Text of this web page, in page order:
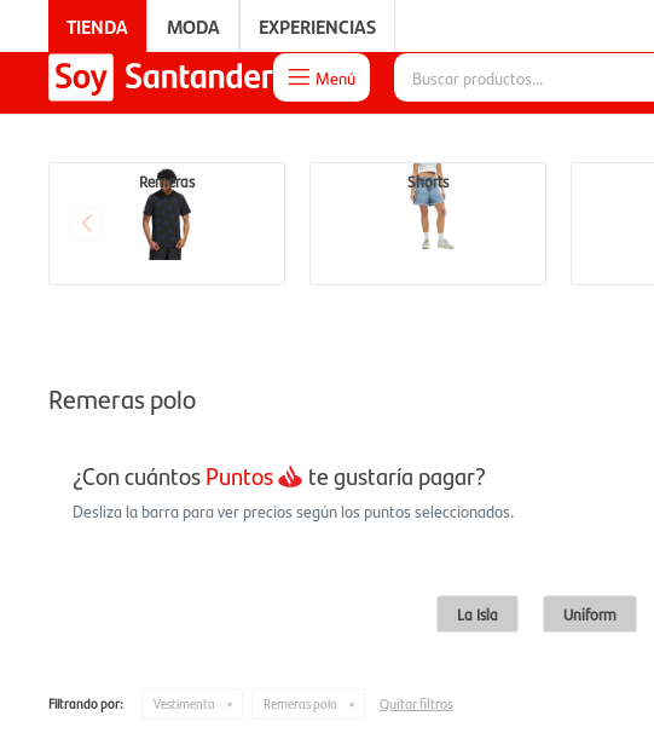
TIENDA MODA EXPERIENCIAS
 Menú
Remeras Shorts
Remeras polo
¿Con cuántosPuntos te gustaría pagar?
Desliza la barra para ver precios según los puntos seleccionados.
La Isla Uniform
Filtrando por: Vestimenta Remeras polo Quitar filtros